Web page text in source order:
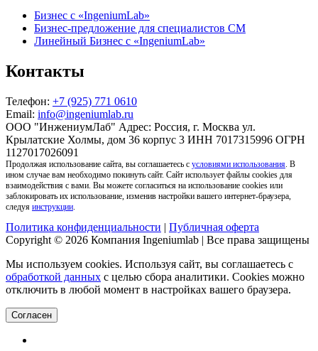
Бизнес с «IngeniumLab»
Бизнес-предложение для специалистов СМ
Линейный Бизнес с «IngeniumLab»
Контакты
Телефон: +7 (925) 771 0610
Email: info@ingeniumlab.ru
ООО "ИнжениумЛаб" Адрес: Россия, г. Москва ул.
Крылатские Холмы, дом 36 корпус 3 ИНН 7017315996 ОГРН
1127017026091
Продолжая использование сайта, вы соглашаетесь с условиями использования. В
ином случае вам необходимо покинуть сайт. Сайт использует файлы cookies для
взаимодействия с вами. Вы можете согласиться на использование cookies или
заблокировать их использование, изменив настройки вашего интернет-браузера,
следуя инструкции.
Политика конфиденциальности | Публичная оферта
Copyright © 2026 Компания Ingeniumlab | Все права защищены
Мы используем cookies. Используя сайт, вы соглашаетесь с
обработкой данных с целью сбора аналитики. Cookies можно
отключить в любой момент в настройках вашего браузера.
Согласен